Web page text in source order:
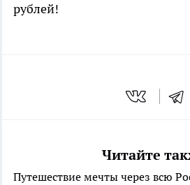
рублей!
Читайте
Путешествие мечты через всю